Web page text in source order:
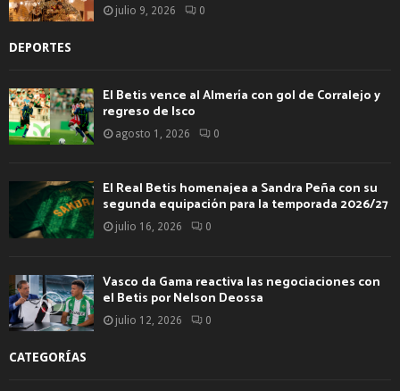
julio 9, 2026 0
DEPORTES
El Betis vence al Almería con gol de Corralejo y
regreso de Isco
agosto 1, 2026 0
El Real Betis homenajea a Sandra Peña con su
segunda equipación para la temporada 2026/27
julio 16, 2026 0
Vasco da Gama reactiva las negociaciones con
el Betis por Nelson Deossa
julio 12, 2026 0
CATEGORÍAS